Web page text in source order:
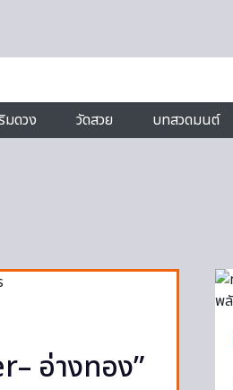
มดวง วัดสวย บทสวดมนต์
อ่างทอง”